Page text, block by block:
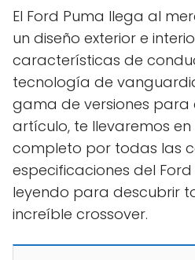
El Ford Puma llega al
un diseño exterior e
características de
tecnología de
gama de versiones para
artículo, te llevaremos
completo por todas las
especificaciones del Ford
leyendo para descubrir
increíble crossover.